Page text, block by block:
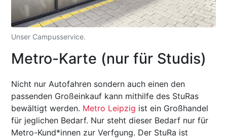
Unser Campusservice.
Metro-Karte (nur für Studis)
Nicht nur Autofahren sondern auch einen den
passenden Großeinkauf kann mithilfe des StuRas
bewältigt werden. Metro Leipzig ist ein Großhandel
für jeglichen Bedarf. Nur steht dieser Bedarf nur für
Metro-Kund*innen zur Verfgung. Der StuRa ist